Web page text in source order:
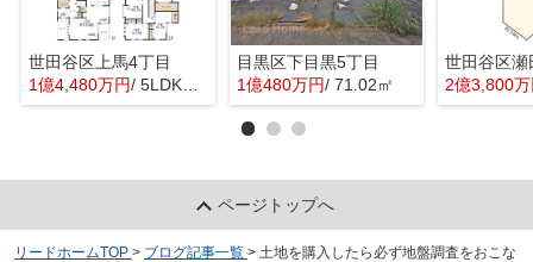
世田谷区上馬4丁目
1億4,480万円/ 5LDK＋1S(納戸)
目黒区下目黒5丁目
1億480万円/ 71.02㎡
世田谷区瀬
2億3,800
ページトップへ
リードホームTOP > ブログ記事一覧 > 土地を購入したら必ず地盤調査をおこな